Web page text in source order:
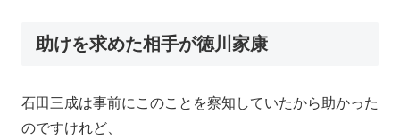
助けを求めた相手が徳川家康
石田三成は事前にこのことを察知していたから助かった
のですけれど、